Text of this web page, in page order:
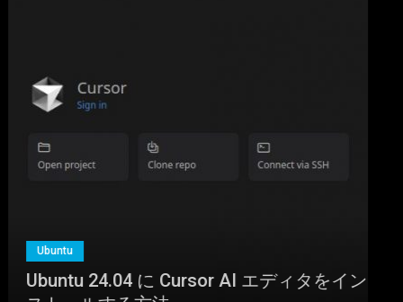
Ubuntu
Ubuntu 24.04 に Cursor AI エディタをイン